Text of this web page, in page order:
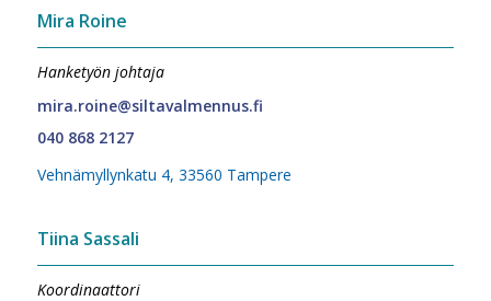
Mira Roine
Hanketyön johtaja
mira.roine@siltavalmennus.fi
040 868 2127
Vehnämyllynkatu 4, 33560 Tampere
Tiina Sassali
Koordinaattori